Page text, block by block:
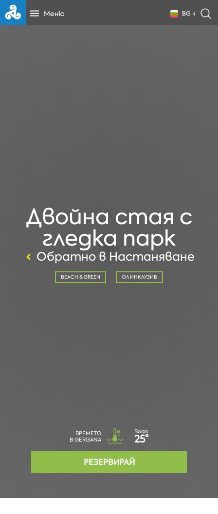
Меню BG
Двойна стая с
гледка парк
Обратно в Настаняване
BEACH & GREEN ОЛ ИНКЛУЗИВ
ВРЕМЕТО
В GERGANA
Вода
25°
РЕЗЕРВИРАЙ